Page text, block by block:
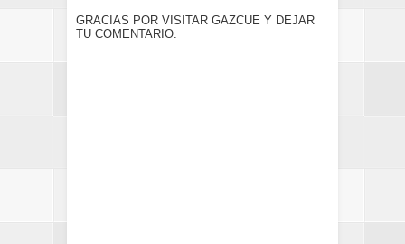
GRACIAS POR VISITAR GAZCUE Y DEJAR
TU COMENTARIO.